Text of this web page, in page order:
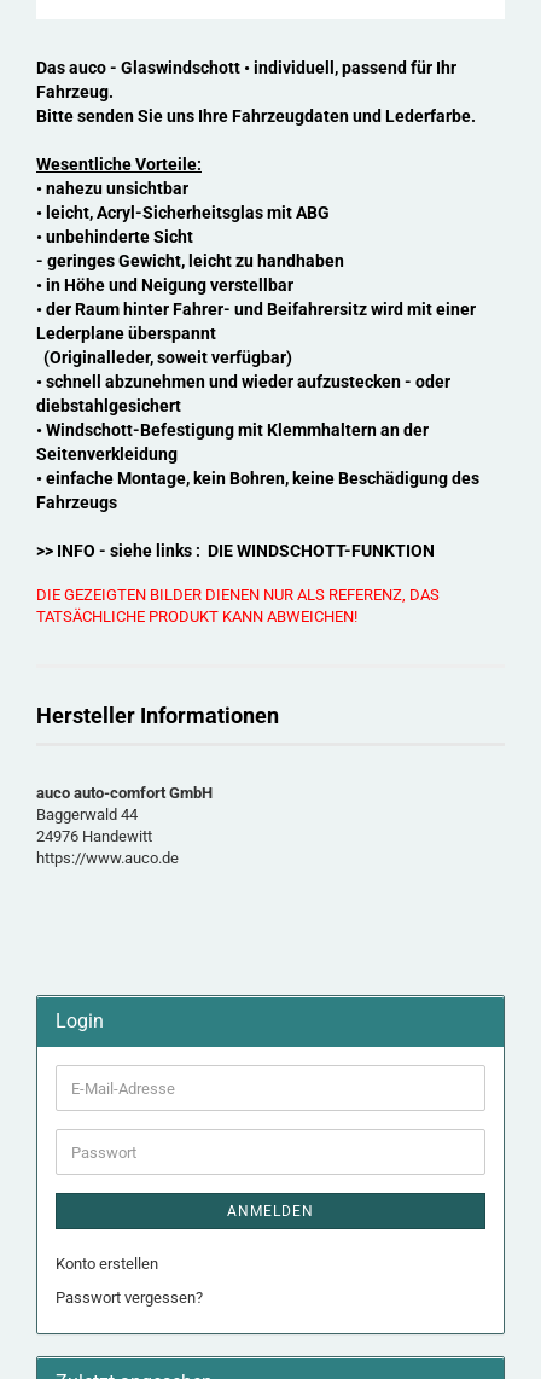
Das auco - Glaswindschott • individuell, passend für Ihr
Fahrzeug.
Bitte senden Sie uns Ihre Fahrzeugdaten und Lederfarbe.
Wesentliche Vorteile:
• nahezu unsichtbar
• leicht, Acryl-Sicherheitsglas mit ABG
• unbehinderte Sicht
- geringes Gewicht, leicht zu handhaben
• in Höhe und Neigung verstellbar
• der Raum hinter Fahrer- und Beifahrersitz wird mit einer
Lederplane überspannt
(Originalleder, soweit verfügbar)
• schnell abzunehmen und wieder aufzustecken - oder
diebstahlgesichert
• Windschott-Befestigung mit Klemmhaltern an der
Seitenverkleidung
• einfache Montage, kein Bohren, keine Beschädigung des
Fahrzeugs
>> INFO - siehe links : DIE WINDSCHOTT-FUNKTION
DIE GEZEIGTEN BILDER DIENEN NUR ALS REFERENZ, DAS
TATSÄCHLICHE PRODUKT KANN ABWEICHEN!
Hersteller Informationen
auco auto-comfort GmbH
Baggerwald 44
24976 Handewitt
https://www.auco.de
Login
E-
Mail-
Adresse
Passwort
ANMELDEN
Konto erstellen
Passwort vergessen?